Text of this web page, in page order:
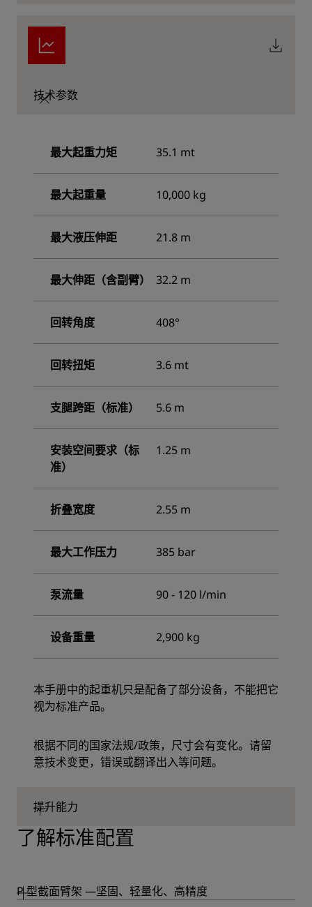
技术参数
最大起重力矩 35.1 mt
最大起重量 10,000 kg
最大液压伸距 21.8 m
最大伸距（含副臂） 32.2 m
回转角度 408°
回转扭矩 3.6 mt
支腿跨距（标准） 5.6 m
安装空间要求（标
准）
1.25 m
折叠宽度 2.55 m
最大工作压力 385 bar
泵流量 90 - 120 l/min
设备重量 2,900 kg
本手册中的起重机只是配备了部分设备，不能把它
视为标准产品。
根据不同的国家法规/政策，尺寸会有变化。请留
意技术变更，错误或翻译出入等问题。
提升能力
了解标准配置
P 型截面臂架 —坚固、轻量化、高精度